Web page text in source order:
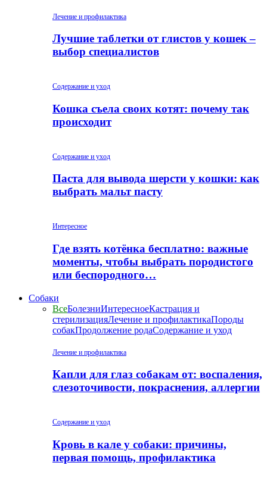
Лечение и профилактика
Лучшие таблетки от глистов у кошек –
выбор специалистов
Содержание и уход
Кошка съела своих котят: почему так
происходит
Содержание и уход
Паста для вывода шерсти у кошки: как
выбрать мальт пасту
Интересное
Где взять котёнка бесплатно: важные
моменты, чтобы выбрать породистого
или беспородного…
Собаки
ВсеБолезниИнтересноеКастрация и
стерилизацияЛечение и профилактикаПороды
собакПродолжение родаСодержание и уход
Лечение и профилактика
Капли для глаз собакам от: воспаления,
слезоточивости, покраснения, аллергии
Содержание и уход
Кровь в кале у собаки: причины,
первая помощь, профилактика